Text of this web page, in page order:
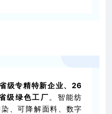
级专精特新企业、26
级绿色工厂 。智能纺
、可降解面料、数字